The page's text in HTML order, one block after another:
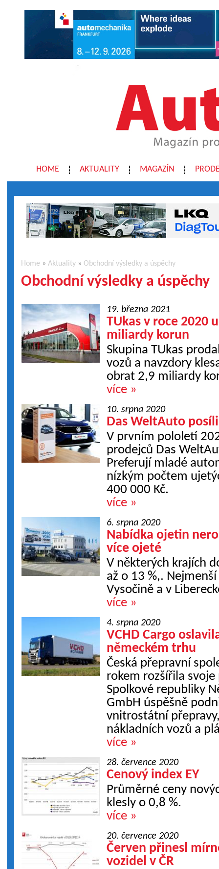
HOME AKTUALITY MAGAZÍN
Home »Aktuality » Obchodní výsledky a úspěchy
Obchodní výsledky a úspěchy
19. března 2021
TUkas v roce 2020
miliardy korun
Skupina TUkas
vozů a navzdory
obrat 2,9 miliardy
více »
10. srpna 2020
Das WeltAuto
V prvním pololetí
prodejců Das
Preferují mladé
nízkým počtem
400 000 Kč.
více »
6. srpna 2020
Nabídka ojetin
více ojeté
V některých krajích
až o 13 %,.
Vysočině a v
více »
4. srpna 2020
VCHD Cargo
německém trhu
Česká přepravní
rokem rozšířila
Spolkové republiky
GmbH úspěšně
vnitrostátní
nákladních vozů a
více »
28. července 2020
Cenový index EY
Průměrné ceny
klesly o 0,8 %.
více »
20. července 2020
Červen přinesl
vozidel v ČR